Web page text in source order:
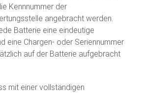
Kennnummer der
angebracht werden.
Batterie eine eindeutige
eine Chargen- oder Seriennummer
auf der Batterie aufgebracht
mit einer vollständigen